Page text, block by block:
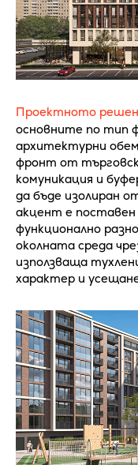
Проектното
основните по тип
архитектурни
фронт от
комуникация и
да бъде изолиран
акцент е поставен
функционално
околната среда
използваща
характер и